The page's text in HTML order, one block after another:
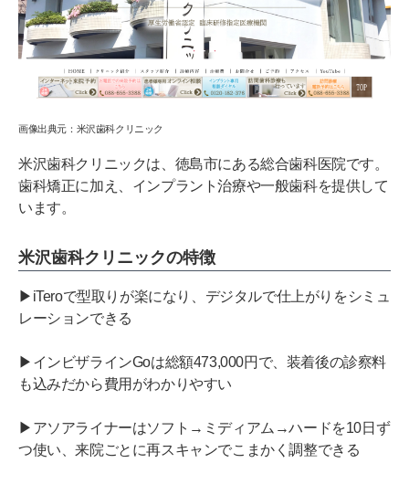
画像出典元：米沢歯科クリニック
米沢歯科クリニックは、徳島市にある総合歯科医院です。
歯科矯正に加え、インプラント治療や一般歯科を提供して
います。
米沢歯科クリニックの特徴
▶iTeroで型取りが楽になり、デジタルで仕上がりをシミュ
レーションできる
▶インビザラインGoは総額473,000円で、装着後の診察料
も込みだから費用がわかりやすい
▶アソアライナーはソフト→ミディアム→ハードを10日ず
つ使い、来院ごとに再スキャンでこまかく調整できる